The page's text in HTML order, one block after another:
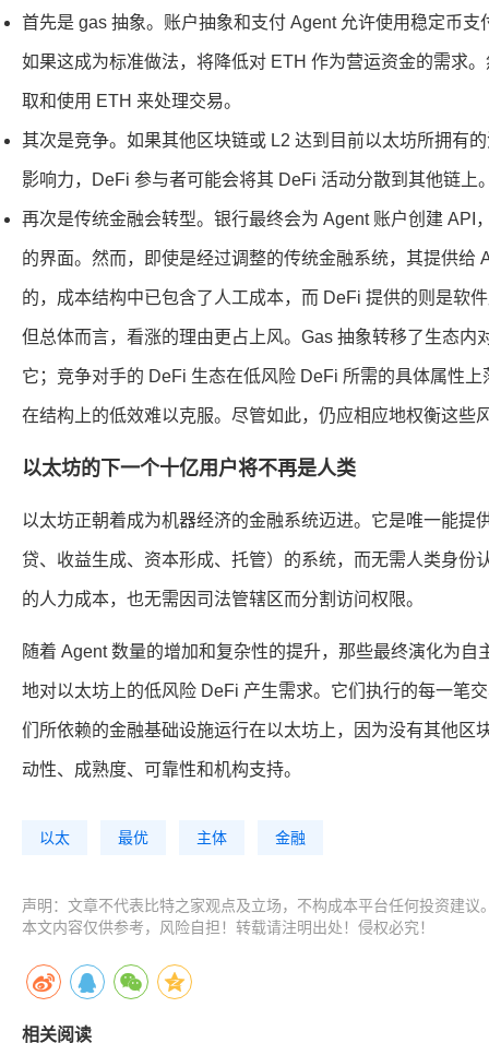
首先是 gas 抽象。账户抽象和支付 Agent 允许使用稳定币
如果这成为标准做法，将降低对 ETH 作为营运资金的需求
取和使用 ETH 来处理交易。
其次是竞争。如果其他区块链或 L2 达到目前以太坊所拥有
影响力，DeFi 参与者可能会将其 DeFi 活动分散到其他链上
再次是传统金融会转型。银行最终会为 Agent 账户创建 API
的界面。然而，即使是经过调整的传统金融系统，其提供给
的，成本结构中已包含了人工成本，而 DeFi 提供的则是软
但总体而言，看涨的理由更占上风。Gas 抽象转移了生态内
它；竞争对手的 DeFi 生态在低风险 DeFi 所需的具体属性
在结构上的低效难以克服。尽管如此，仍应相应地权衡这些
以太坊的下一个十亿用户将不再是人类
以太坊正朝着成为机器经济的金融系统迈进。它是唯一能提
贷、收益生成、资本形成、托管）的系统，而无需人类身份
的人力成本，也无需因司法管辖区而分割访问权限。
随着 Agent 数量的增加和复杂性的提升，那些最终演化为自
地对以太坊上的低风险 DeFi 产生需求。它们执行的每一笔
们所依赖的金融基础设施运行在以太坊上，因为没有其他区
动性、成熟度、可靠性和机构支持。
以太 最优 主体 金融
声明：文章不代表比特之家观点及立场，不构成本平台任何投资建
本文内容仅供参考，风险自担！转载请注明出处！侵权必究！
相关阅读